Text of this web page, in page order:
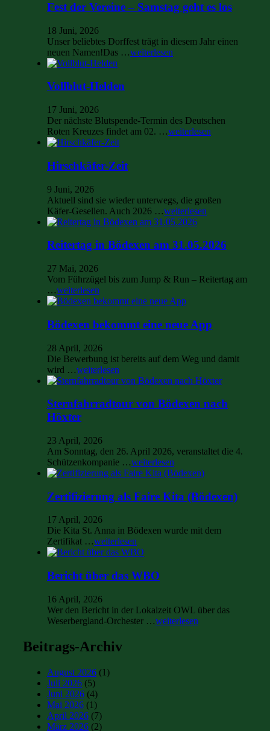
Fest der Vereine – Samstag geht es los
18 Juni, 2026
Unser beliebtes Dorffest trägt in diesem Jahr einen
neuen Namen!Das …weiterlesen
Vollblut-Helden
17 Juni, 2026
Der nächste Blutspende-Termin des Deutschen
Roten Kreuzes findet am 02. …weiterlesen
Hirschkäfer-Zeit
9 Juni, 2026
Aktuell sind sie wieder unterwegs, die großen
Käfer-Gesellen. Auch 2026 …weiterlesen
Reitertag in Bödexen am 31.05.2026
27 Mai, 2026
Vom Führzügel bis zum Jump & Run – Reitertag am
…weiterlesen
Bödexen bekommt eine neue App
28 April, 2026
Die Bewerbung ist bereits auf dem Weg und damit
wird …weiterlesen
Sternfahrradtour von Bödexen nach
Höxter
23 April, 2026
Am Sonntag, den 26. April 2026, veranstaltet die 4.
Schützenkompanie …weiterlesen
Zertifizierung als Faire Kita (Bödexen)
17 April, 2026
Die Kita St. Anna in Bödexen wurde mit dem
Zertifikat …weiterlesen
Bericht über das WBO
16 April, 2026
Wer den Bericht in der Lokalzeit OWL über das
Weserbergland-Orchester …weiterlesen
Beitrags-Archiv
August 2026 (1)
Juli 2026 (5)
Juni 2026 (4)
Mai 2026 (1)
April 2026 (7)
März 2026 (2)